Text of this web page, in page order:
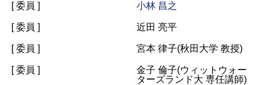
[ 委員 ] 小林 昌之
[ 委員 ] 近田 亮平
[ 委員 ] 宮本 律子(秋田大学 教授)
[ 委員 ]
金子 倫子(ウィットウォー
ターズランド大 専任講師)